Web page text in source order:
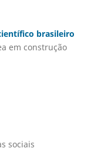
brasileiro
em construção
sociais